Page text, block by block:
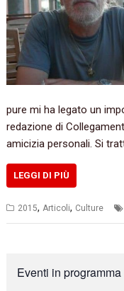
pure mi ha legato un
redazione di
amicizia personali. Si
LEGGI DI PIÙ
2015, Articoli, Culture
Eventi in programma